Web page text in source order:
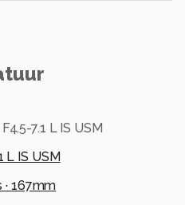
7.1 L IS USM
L IS USM
167mm